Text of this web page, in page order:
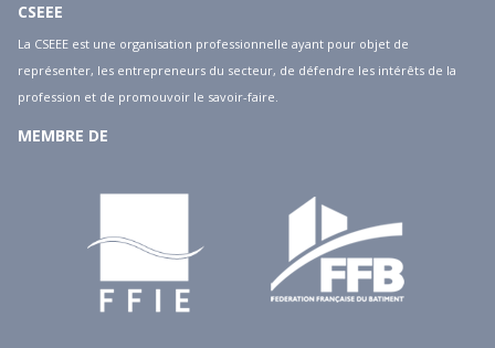
CSEEE
La CSEEE est une organisation professionnelle ayant pour objet de
représenter, les entrepreneurs du secteur, de défendre les intérêts de la
profession et de promouvoir le savoir-faire.
MEMBRE DE